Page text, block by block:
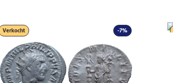
-7%
Verkocht